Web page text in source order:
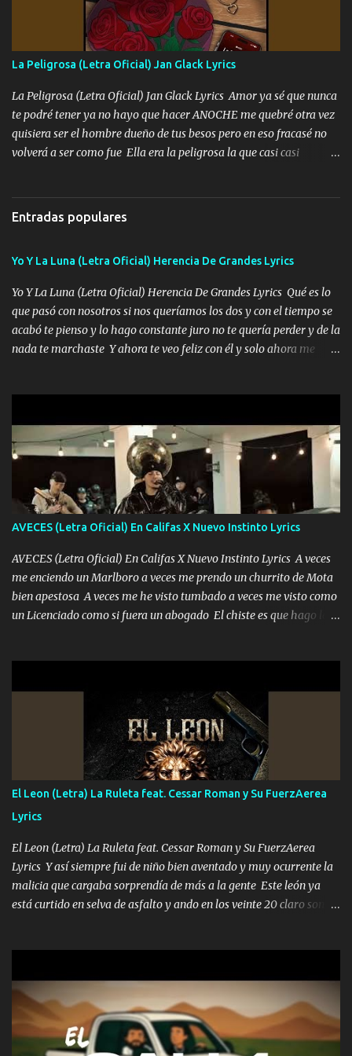
Ando en la colonia bien acelerado traigo un M2 que nunca me ha
fallado para mi compadre mandó un fuerte abrazo también al
Especial sabe que lo apreciamos En los mejores antros me verán
tomando con mujeres hermosas y botellas destapando siempre
bien cuidado bien atrabancado y a los que me conocen ya saben de
lo que hablo Entre lob...
La Peligrosa (Letra Oficial) Jan Glack Lyrics
La Peligrosa (Letra Oficial) Jan Glack Lyrics Amor ya sé que nunca
te podré tener ya no hayo que hacer ANOCHE me quebré otra vez
quisiera ser el hombre dueño de tus besos pero en eso fracasé no
volverá a ser como fue Ella era la peligrosa la que casi casi
años solo pienso en ti mami no me crees se que no me crees
Música Amar me duele estoy rodeado de mujeres pero solo
pasión en la troca tus labios besándome yo quitándote la ropa no
quiero que sea nunca con otra yo quiero llevarte a la Luna y si
quieres en ese momento te pido que seas mi esposa Chingada
madre no quiero dejar de tenerte no ayuda la p'uta loquera y al
chile quisiera ser menos de ti dependiente la pinche tristeza me
encierra princesa tu sabes que nunca saldras de mi mente Ella era
Entradas populares
Yo Y La Luna (Letra Oficial) Herencia De Grandes Lyrics
Yo Y La Luna (Letra Oficial) Herencia De Grandes Lyrics Qué es lo
que pasó con nosotros si nos queríamos los dos y con el tiempo se
acabó te pienso y lo hago constante juro no te quería perder y de la
nada te marchaste Y ahora te veo feliz con él y solo ahora me
pero eso ya no va a pasar me perderé en la soledad Porque me
mirabas bonito si yo no fui el final feliz el final fue triste pa mí Y
duele no tenerte aquí sabiendo que moría por ti yo y la luna
cantamos y por ti nos embriagamos Quién sabe qué será de mí si
contigo fui muy feliz a lo mejor no lloró pero muy en el fondo te
adoro
AVECES (Letra Oficial) En Califas X Nuevo Instinto Lyrics
AVECES (Letra Oficial) En Califas X Nuevo Instinto Lyrics A veces
me enciendo un Marlboro a veces me prendo un churrito de Mota
bien apestosa A veces me he visto tumbado a veces me visto como
un Licenciado como si fuera un abogado El chiste es que hago lo
corriente no quieren verte subir de level trucha mis plebes Música
A veces me pongo un sombrero a veces me ven la cachucha de lado
con la mirada siempre en alto A veces me fajó una super o a veces
me fajó una Glock siempre armado todas las generaciones yo
traigo El chiste es que hago lo que quiero pues así soy me mandó
yo tengo el control a todos yo les paro el dedo soy hocicon un
malcriado un malandrón Que Les importa no saben nada falsas
las risas las que me miran hay gente corriente no quieren ve...
El Leon (Letra) La Ruleta feat. Cessar Roman y Su FuerzAerea
Lyrics
El Leon (Letra) La Ruleta feat. Cessar Roman y Su FuerzAerea
Lyrics Y así siempre fui de niño bien aventado y muy ocurrente la
malicia que cargaba sorprendía de más a la gente Este león ya
está curtido en selva de asfalto y ando en los veinte 20 claro son
pa más pues hay charola les voy a dar hasta topar pues no hay de
otra Música Surcando bien mi camino voy por mi línea no veo a
los lados aquel que no corre vuela no se me duerm voy chicoteado
Ya pasé varias hazañas ya tienen rato que me agarran el colmillo